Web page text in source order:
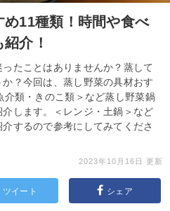
11種類！時間や食べ
介！
たことはありませんか？蒸して
？今回は、蒸し野菜の具材おす
類・きのこ類＞など蒸し野菜鍋
します。＜レンジ・土鍋＞など
するので参考にしてみてくださ
2023年10月16日 更新
ツイート シェア